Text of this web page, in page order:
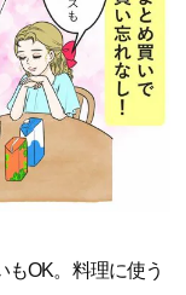
OK。料理に使う